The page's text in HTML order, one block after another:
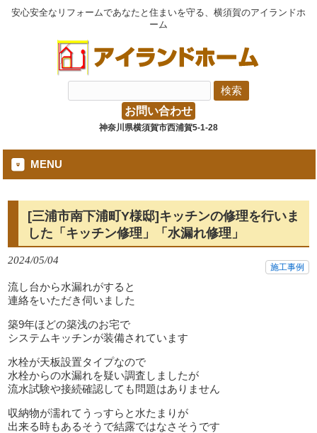
安心安全なリフォームであなたと住まいを守る、横須賀のアイランドホ
ーム
お問い合わせ
神奈川県横須賀市西浦賀5-1-28
MENU
[三浦市南下浦町Y様邸]キッチンの修理を行いま
した「キッチン修理」「水漏れ修理」
2024/05/04
施工事例
流し台から水漏れがすると
連絡をいただき伺いました
築9年ほどの築浅のお宅で
システムキッチンが装備されています
水栓が天板設置タイプなので
水栓からの水漏れを疑い調査しましたが
流水試験や接続確認しても問題はありません
収納物が濡れてうっすらと水たまりが
出来る時もあるそうで結露ではなさそうです